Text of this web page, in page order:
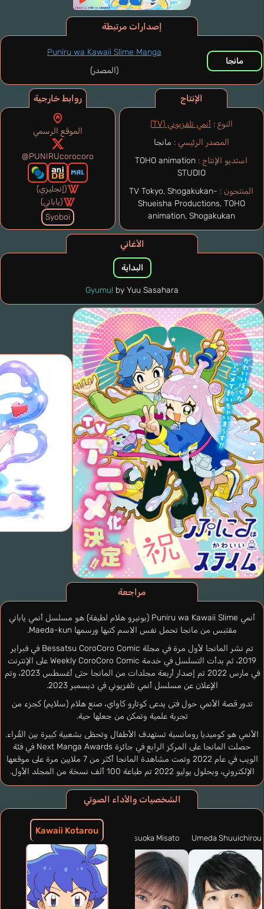
مراجعة
أنمي Puniru wa Kawaii Slime (بونيرو هلام لطيفة) هو مسلسل أنمي ياباني
مقتبس من مانجا تحمل نفس الاسم كتبها ورسمها Maeda-kun.
تم نشر المانجا لأول مرة في مجلة Bessatsu CoroCoro Comic في فبراير
2019، ثم بدأت التسلسل في خدمة Weekly CoroCoro Comic على الإنترنت
في مارس 2022 تم إصدار أربعة مجلدات من المانجا حتى أغسطس 2023، وتم
الإعلان عن مسلسل أنمي تلفزيوني في ديسمبر 2023.
تدور قصة الأنمي حول فتى يدعى كوتارو كاواي، صنع هلام (سلايم) كجزء من
تجربة علمية وتمكن من جعلها حية.
الأنمي هو كوميديا رومانسية تستهدف الأطفال وتحظى بشعبية كبيرة بين القُراء.
حصلت المانجا على المركز الرابع في جائزة Next Manga Awards في فئة
الويب في عام 2022 وتمت مشاهدة المانجا أكثر من 7 ملايين مرة على موقعها
الإلكتروني، وبحلول يوليو 2022 تم طباعة 100 ألف نسخة من المجلد الأول.
الإنتاج
النوع :أنمي تلفزيوني (TV)
المصدر الرئيسي : مانجا
استديو الإنتاج : TOHO animation
STUDIO
المنتجون : TV Tokyo, Shogakukan-
Shueisha Productions, TOHO
animation, Shogakukan
إصدارات مرتبطة
مانجا
Puniru wa Kawaii Slime Manga
(المصدر)
الأغاني
البداية
Gyumu! by Yuu Sasahara
الشخصيات والأداء الصوتي
Kawaii Kotarou
Umeda Shuuichirou
Matsuoka Misato
روابط خارجية
الموقع الرسمي
@PUNIRUcorocoro
(إنجليزي)
(ياباني)
Syoboi